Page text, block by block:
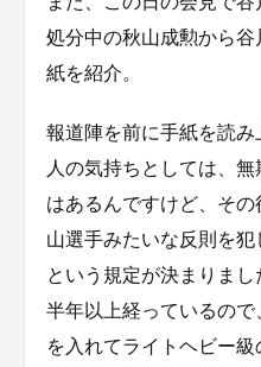
処分中の秋山成勲から
紙を紹介。
報道陣を前に手紙を読
人の気持ちとしては、
はあるんですけど、そ
山選手みたいな反則を
という規定が決まりま
半年以上経っているの
を入れてライトヘビー